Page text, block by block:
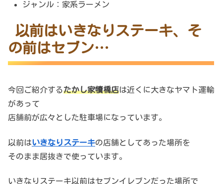
ジャンル：家系ラーメン
以前はいきなりステーキ、そ
の前はセブン…
今回ご紹介するたかし家犢橋店は近くに大きなヤマト運輸
があって
店舗前が広々とした駐車場になっています。
以前はいきなりステーキの店舗としてあった場所を
そのまま居抜きで使っています。
いきなりステーキ以前はセブンイレブンだった場所で